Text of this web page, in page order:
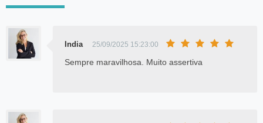
India 25/09/2025 15:23:00
Sempre maravilhosa. Muito assertiva